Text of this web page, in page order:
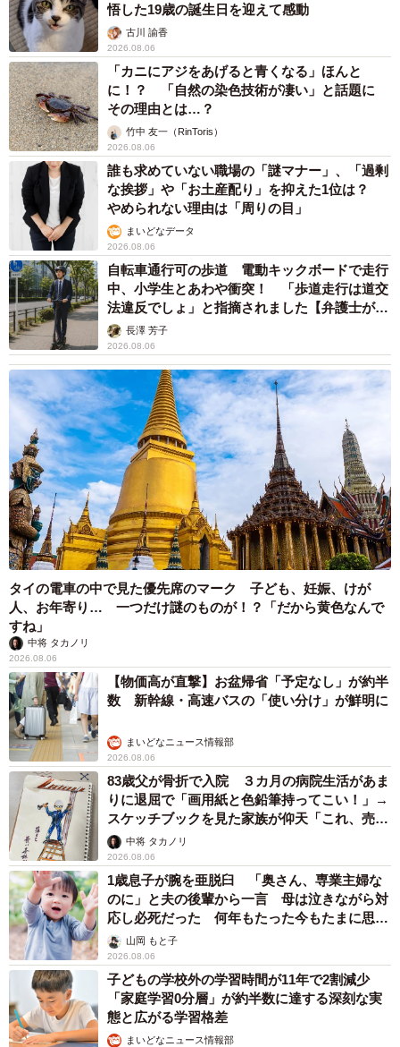
悟した19歳の誕生日を迎えて感動
古川 諭香
2026.08.06
「カニにアジをあげると青くなる」ほんと
に！？ 「自然の染色技術が凄い」と話題に
その理由とは…？
竹中 友一（RinToris）
2026.08.06
誰も求めていない職場の「謎マナー」、「過剰
な挨拶」や「お土産配り」を抑えた1位は？
やめられない理由は「周りの目」
まいどなデータ
2026.08.06
自転車通行可の歩道 電動キックボードで走行
中、小学生とあわや衝突！ 「歩道走行は道交
法違反でしょ」と指摘されました【弁護士が解
説】長澤 芳子
2026.08.06
タイの電車の中で見た優先席のマーク 子ども、妊娠、けが
人、お年寄り… 一つだけ謎のものが！？「だから黄色なんで
すね」
中将 タカノリ
2026.08.06
【物価高が直撃】お盆帰省「予定なし」が約半
数 新幹線・高速バスの「使い分け」が鮮明に
まいどなニュース情報部
2026.08.06
83歳父が骨折で入院 ３カ月の病院生活があま
りに退屈で「画用紙と色鉛筆持ってこい！」→
スケッチブックを見た家族が仰天「これ、売れ
ますよ…」
中将 タカノリ
2026.08.06
1歳息子が腕を亜脱臼 「奥さん、専業主婦な
のに」と夫の後輩から一言 母は泣きながら対
応し必死だった 何年もたった今もたまに思い
出し…山岡 もと子
2026.08.06
子どもの学校外の学習時間が11年で2割減少
「家庭学習0分層」が約半数に達する深刻な実
態と広がる学習格差
まいどなニュース情報部